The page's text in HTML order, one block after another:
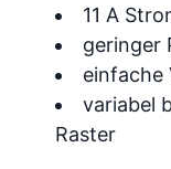
11 A
geringer
einfache
variabel
Raster